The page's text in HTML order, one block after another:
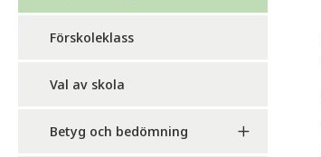
Förskoleklass
Val av skola
Betyg och bedömning